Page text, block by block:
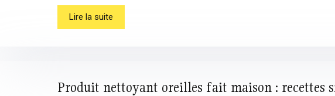
Lire la suite
Produit nettoyant oreilles fait maison : recettes